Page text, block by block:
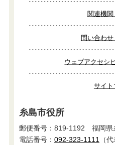
関連機関
問い合わ
ウェブアクセシ
サイト
糸島市役所
郵便番号：819-1192 福岡県
電話番号： 092-323-1111
（代